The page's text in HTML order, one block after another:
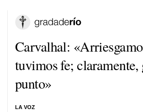
Carvalhal:
tuvimos fe; claramente,
punto»
LA VOZ